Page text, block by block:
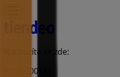
Nacházíte se zde:
Brno - 00135